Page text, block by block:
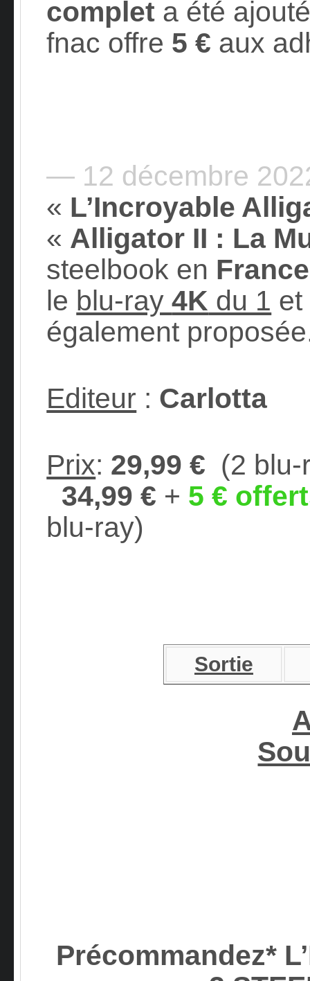
complet a été
fnac offre 5 € aux
— 12 décembre
« L’Incroyable
« Alligator II : La
steelbook en France
le blu-ray4K du 1 et
également
Editeur : Carlotta
Prix: 29,99 € (2
34,99 € + 5 €
blu-ray)
Sortie
Précommandez*